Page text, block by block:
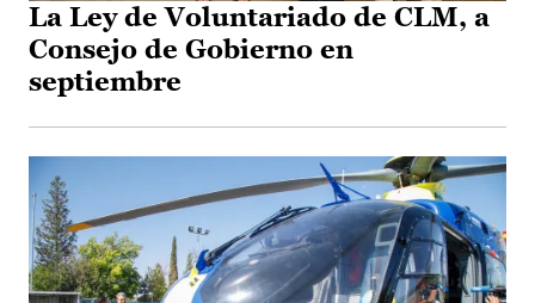
La Ley de Voluntariado de CLM, a
Consejo de Gobierno en
septiembre